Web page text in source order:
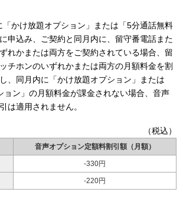
かけ放題オプション」または「5分通話無料
申込み、ご契約と同月内に、留守番電話また
れかまたは両方をご契約されている場合、留
チホンのいずれかまたは両方の月額料金を割
、同月内に「かけ放題オプション」または
ョン」の月額料金が課金されない場合、音声
は適用されません。
（税込）
音声オプション定額料割引額（月額）
-330円
-220円